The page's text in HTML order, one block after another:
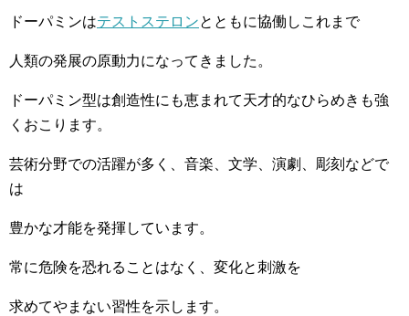
ドーパミンはテストステロンとともに協働しこれまで
人類の発展の原動力になってきました。
ドーパミン型は創造性にも恵まれて天才的なひらめきも強
くおこります。
芸術分野での活躍が多く、音楽、文学、演劇、彫刻などで
は
豊かな才能を発揮しています。
常に危険を恐れることはなく、変化と刺激を
求めてやまない習性を示します。